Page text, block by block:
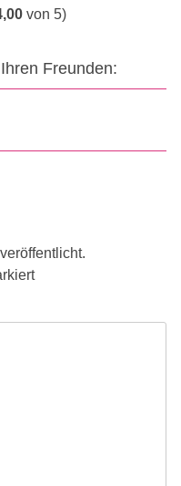
von 5)
Freunden: